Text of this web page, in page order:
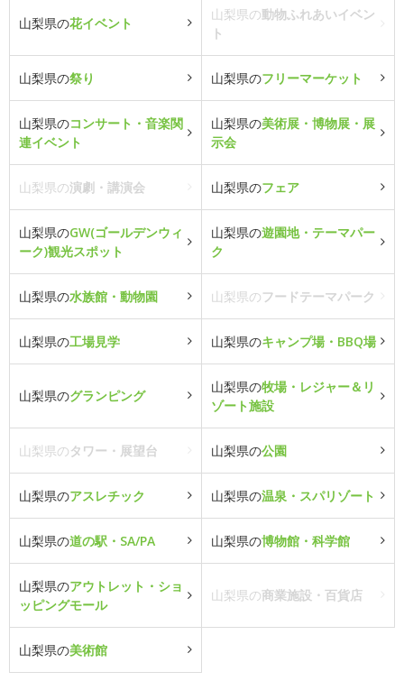
山梨県の花イベント
山梨県の動物ふれあいイベン
ト
山梨県の祭り 山梨県のフリーマーケット
山梨県のコンサート・音楽関
連イベント
山梨県の美術展・博物展・展
示会
山梨県の演劇・講演会 山梨県のフェア
山梨県のGW(ゴールデンウィ
ーク)観光スポット
山梨県の遊園地・テーマパー
ク
山梨県の水族館・動物園 山梨県のフードテーマパーク
山梨県の工場見学 山梨県のキャンプ場・BBQ場
山梨県のグランピング
山梨県の牧場・レジャー＆リ
ゾート施設
山梨県のタワー・展望台 山梨県の公園
山梨県のアスレチック 山梨県の温泉・スパリゾート
山梨県の道の駅・SA/PA 山梨県の博物館・科学館
山梨県のアウトレット・ショ
ッピングモール
山梨県の商業施設・百貨店
山梨県の美術館